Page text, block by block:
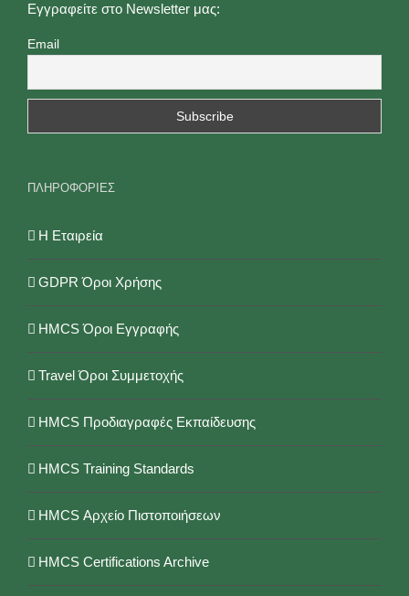
Εγγραφείτε στο Newsletter μας:
Email
ΠΛΗΡΟΦΟΡΙΕΣ
Η Εταιρεία
GDPR Όροι Χρήσης
HMCS Όροι Εγγραφής
Travel Όροι Συμμετοχής
HMCS Προδιαγραφές Εκπαίδευσης
HMCS Training Standards
HMCS Αρχείο Πιστοποιήσεων
HMCS Certifications Archive